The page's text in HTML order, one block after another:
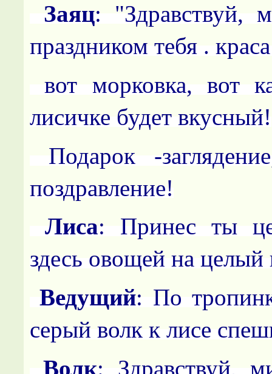
Заяц: "Здравствуй,
праздником тебя .
вот морковка, вот
лисичке будет вкусный!
Подарок -
поздравление!
Лиса: Принес ты
здесь овощей на целый
Ведущий: По
серый волк к лисе
Волк: Здравствуй,